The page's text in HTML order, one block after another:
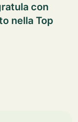
con
nella Top